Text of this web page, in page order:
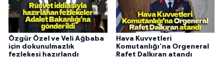
Özgür Özel ve Veli Ağbaba
için dokunulmazlık
fezlekesi hazırlandı
Hava Kuvvetleri
Komutanlığı'na Orgeneral
Rafet Dalkıran atandı